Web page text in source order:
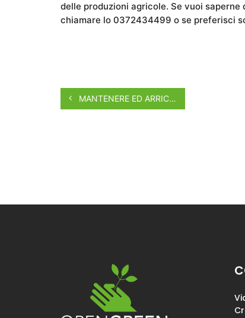
delle produzioni agricole. Se vuoi saperne
chiamare lo 0372434499 o se preferisci
MANTENERE ED ARRICCHIRE LA FERTILITÀ DEL SUOLO